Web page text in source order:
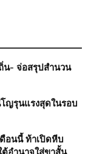
น- จ่อสรุปสำนวน
ญรุนแรงสุดในรอบ
อนนี้ ท้าเปิดหีบ
อำนาจใส่ขาสั้น